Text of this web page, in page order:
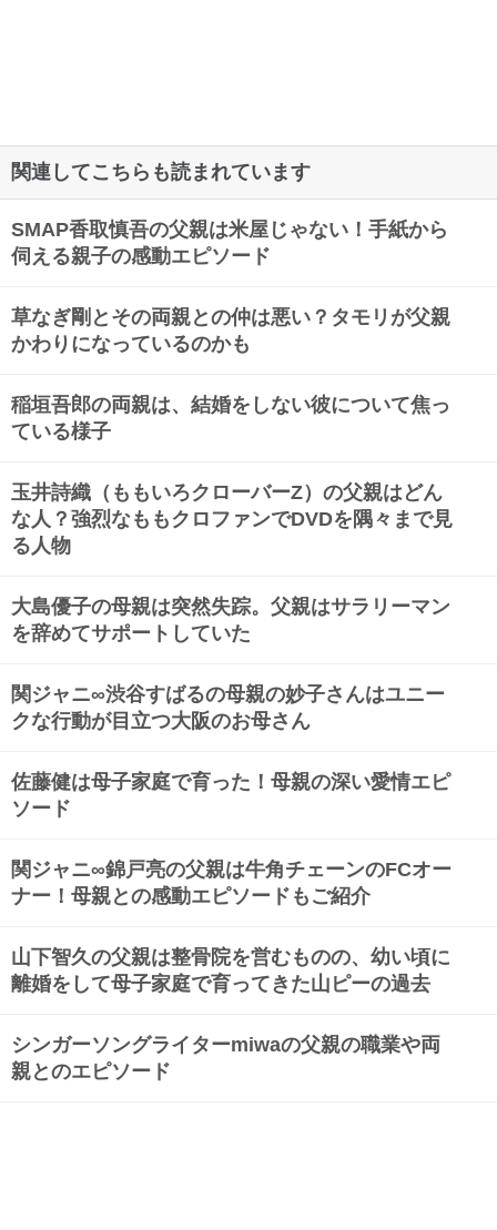
関連してこちらも読まれています
SMAP香取慎吾の父親は米屋じゃない！手紙から
伺える親子の感動エピソード
草なぎ剛とその両親との仲は悪い？タモリが父親
かわりになっているのかも
稲垣吾郎の両親は、結婚をしない彼について焦っ
ている様子
玉井詩織（ももいろクローバーZ）の父親はどん
な人？強烈なももクロファンでDVDを隅々まで見
る人物
大島優子の母親は突然失踪。父親はサラリーマン
を辞めてサポートしていた
関ジャニ∞渋谷すばるの母親の妙子さんはユニー
クな行動が目立つ大阪のお母さん
佐藤健は母子家庭で育った！母親の深い愛情エピ
ソード
関ジャニ∞錦戸亮の父親は牛角チェーンのFCオー
ナー！母親との感動エピソードもご紹介
山下智久の父親は整骨院を営むものの、幼い頃に
離婚をして母子家庭で育ってきた山ピーの過去
シンガーソングライターmiwaの父親の職業や両
親とのエピソード